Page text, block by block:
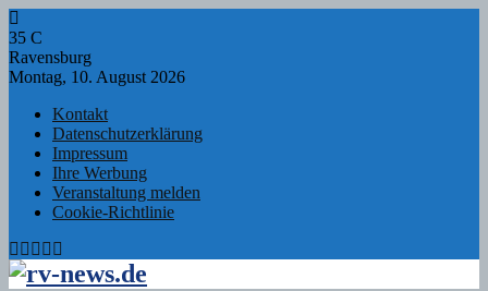
35 C
Ravensburg
Montag, 10. August 2026
Kontakt
Datenschutzerklärung
Impressum
Ihre Werbung
Veranstaltung melden
Cookie-Richtlinie
Facebook
Twitter
Instagram
Email